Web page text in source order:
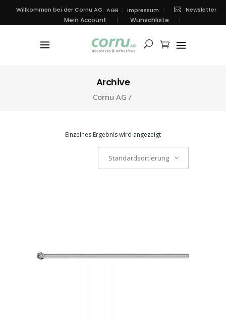
Willkommen bei der Cornu AG. AGB Impressum Newsletter
Mein Account Wunschliste
Archive
Cornu AG /
Einzelnes Ergebnis wird angezeigt
Standardsortierung